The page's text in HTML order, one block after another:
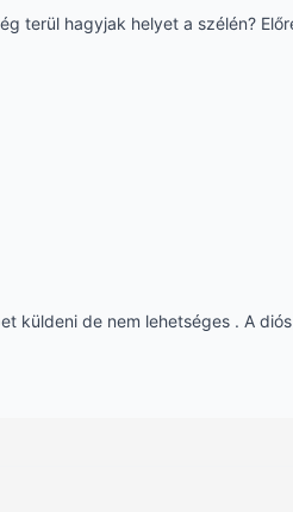
terül hagyjak helyet a szélén?
küldeni de nem lehetséges . A